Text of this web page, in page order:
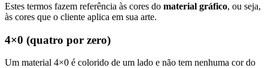
Estes termos fazem referência às cores do material gráfico, ou seja,
às cores que o cliente aplica em sua arte.
4×0 (quatro por zero)
Um material 4×0 é colorido de um lado e não tem nenhuma cor do